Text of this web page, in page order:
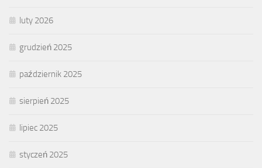
luty 2026
grudzień 2025
październik 2025
sierpień 2025
lipiec 2025
styczeń 2025